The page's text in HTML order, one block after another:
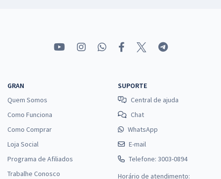
GRAN
Quem Somos
Como Funciona
Como Comprar
Loja Social
Programa de Afiliados
Trabalhe Conosco
SUPORTE
Central de ajuda
Chat
WhatsApp
E-mail
Telefone: 3003-0894
Horário de atendimento: